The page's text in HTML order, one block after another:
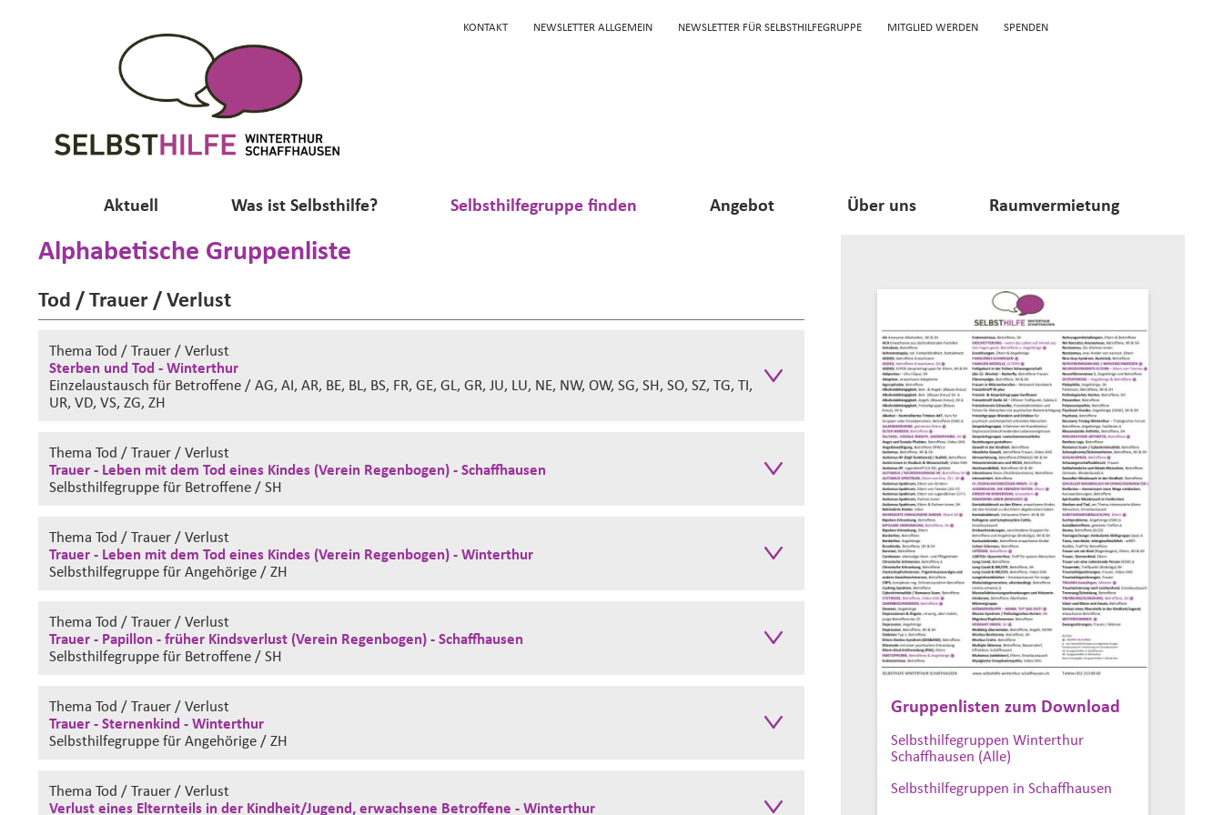
KONTAKT NEWSLETTER ALLGEMEIN NEWSLETTER FÜR SELBSTHILFEGRUPPE MITGLIED WERDEN SPENDEN
Aktuell Was ist Selbsthilfe? Selbsthilfegruppe finden Angebot Über uns Raumvermietung
Alphabetische Gruppenliste
Tod / Trauer / Verlust
Thema Tod / Trauer / Verlust
Sterben und Tod - Winterthur
Einzelaustausch für Betroffene / AG, AI, AR, BE, BL, BS, FR, GE, GL, GR, JU, LU, NE, NW, OW, SG, SH, SO, SZ, TG, TI,
UR, VD, VS, ZG, ZH
Thema Tod / Trauer / Verlust
Trauer - Leben mit dem Tod eines Kindes (Verein Regenbogen) - Schaffhausen
Selbsthilfegruppefür Betroffene / SH
Thema Tod / Trauer / Verlust
Trauer - Leben mit dem Tod eines Kindes (Verein Regenbogen) - Winterthur
Selbsthilfegruppefür Angehörige / ZH
Thema Tod / Trauer / Verlust
Trauer - Papillon - früher Kindsverlust (Verein Regenbogen) - Schaffhausen
Selbsthilfegruppefür Betroffene / SH
Thema Tod / Trauer / Verlust
Trauer - Sternenkind - Winterthur
Selbsthilfegruppefür Angehörige / ZH
Thema Tod / Trauer / Verlust
Verlust eines Elternteils in der Kindheit/Jugend, erwachsene Betroffene - Winterthur
Gruppenlisten zum Download
Selbsthilfegruppen Winterthur
Schaffhausen (Alle)
Selbsthilfegruppen in Schaffhausen